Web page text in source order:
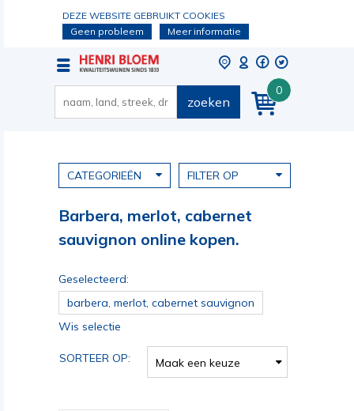
DEZE WEBSITE GEBRUIKT COOKIES
Geen probleem
Meer informatie
0
zoeken
CATEGORIEËN FILTER OP
Barbera, merlot, cabernet
sauvignon online kopen.
Geselecteerd:
barbera, merlot, cabernet sauvignon
Wis selectie
SORTEER OP: Maak een keuze